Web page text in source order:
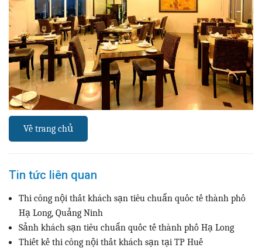
Về trang chủ
Tin tức liên quan
Thi công nội thất khách sạn tiêu chuẩn quốc tế thành phố
Hạ Long, Quảng Ninh
Sảnh khách sạn tiêu chuẩn quốc tế thành phố Hạ Long
Thiết kế thi công nội thất khách sạn tại TP Huế